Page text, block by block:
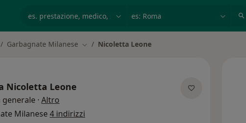
Garbagnate Milanese Cambia città
Nicoletta Leone
Nicoletta Leone
· Altro
Milanese 4 indirizzi